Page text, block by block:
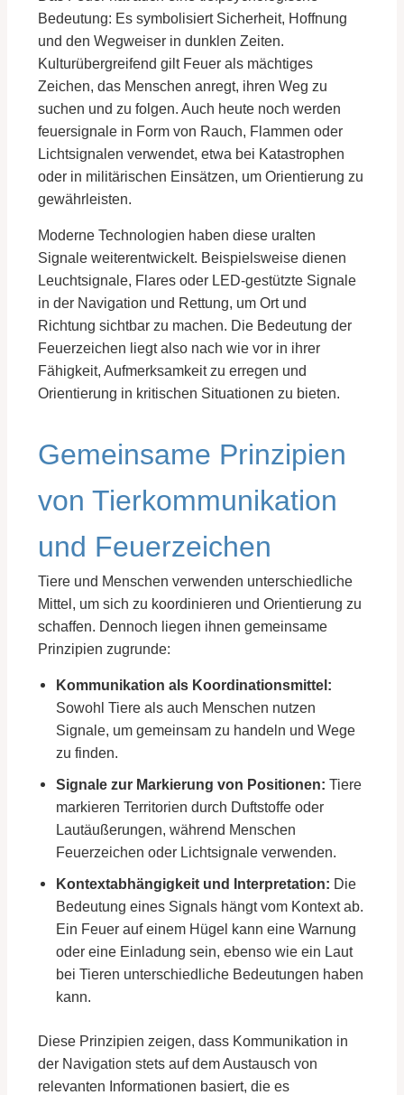
Bedeutung: Es symbolisiert Sicherheit, Hoffnung
und den Wegweiser in dunklen Zeiten.
Kulturübergreifend gilt Feuer als mächtiges
Zeichen, das Menschen anregt, ihren Weg zu
suchen und zu folgen. Auch heute noch werden
feuersignale in Form von Rauch, Flammen oder
Lichtsignalen verwendet, etwa bei Katastrophen
oder in militärischen Einsätzen, um Orientierung zu
gewährleisten.
Moderne Technologien haben diese uralten
Signale weiterentwickelt. Beispielsweise dienen
Leuchtsignale, Flares oder LED-gestützte Signale
in der Navigation und Rettung, um Ort und
Richtung sichtbar zu machen. Die Bedeutung der
Feuerzeichen liegt also nach wie vor in ihrer
Fähigkeit, Aufmerksamkeit zu erregen und
Orientierung in kritischen Situationen zu bieten.
Gemeinsame Prinzipien
von Tierkommunikation
und Feuerzeichen
Tiere und Menschen verwenden unterschiedliche
Mittel, um sich zu koordinieren und Orientierung zu
schaffen. Dennoch liegen ihnen gemeinsame
Prinzipien zugrunde:
Kommunikation als Koordinationsmittel:
Sowohl Tiere als auch Menschen nutzen
Signale, um gemeinsam zu handeln und Wege
zu finden.
Signale zur Markierung von Positionen: Tiere
markieren Territorien durch Duftstoffe oder
Lautäußerungen, während Menschen
Feuerzeichen oder Lichtsignale verwenden.
Kontextabhängigkeit und Interpretation: Die
Bedeutung eines Signals hängt vom Kontext ab.
Ein Feuer auf einem Hügel kann eine Warnung
oder eine Einladung sein, ebenso wie ein Laut
bei Tieren unterschiedliche Bedeutungen haben
kann.
Diese Prinzipien zeigen, dass Kommunikation in
der Navigation stets auf dem Austausch von
relevanten Informationen basiert, die es